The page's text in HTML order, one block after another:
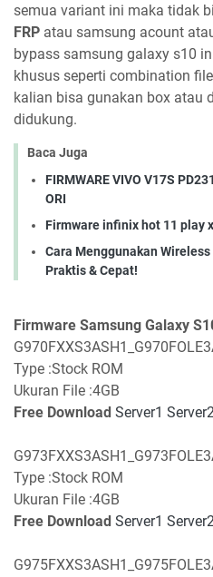
semua variant ini maka tidak
FRP atau samsung acount
bypass samsung galaxy s10
khusus seperti combination
kalian bisa gunakan box atau
didukung.
Baca Juga
FIRMWARE VIVO V17S
ORI
Firmware infinix hot 11 play
Cara Menggunakan
Praktis & Cepat!
Firmware Samsung Galaxy
Type :Stock ROM
Ukuran File :4GB
Free Download Server1
Type :Stock ROM
Ukuran File :4GB
Free Download Server1